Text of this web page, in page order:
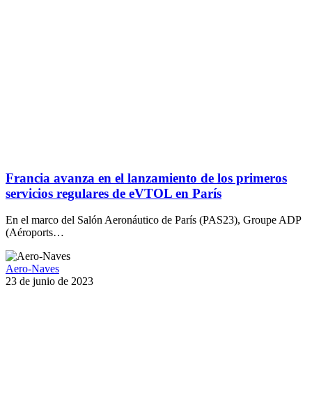
Francia avanza en el lanzamiento de los primeros
servicios regulares de eVTOL en París
En el marco del Salón Aeronáutico de París (PAS23), Groupe ADP
(Aéroports…
Aero-Naves
23 de junio de 2023